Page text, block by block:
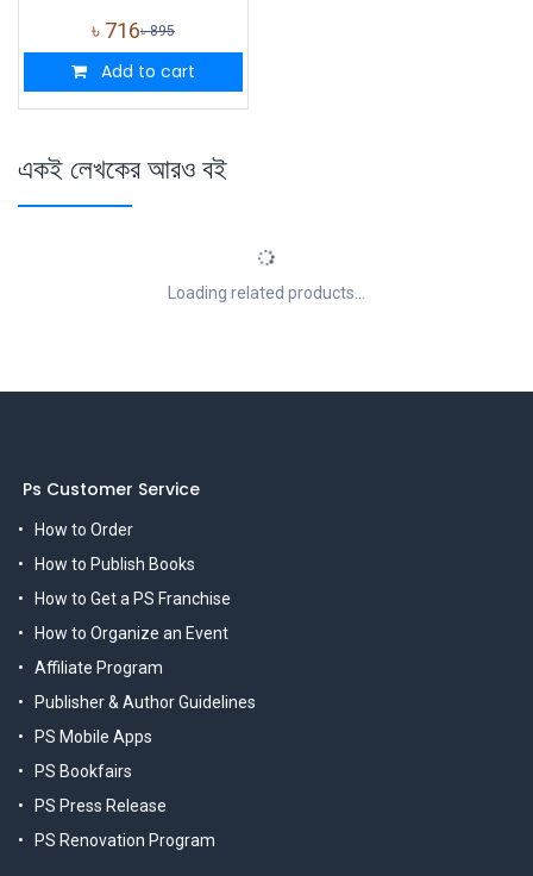
৳ 716৳895
Add to cart
একই লেখকের আরও বই
Loading related products...
Ps Customer Service
How to Order
How to Publish Books
How to Get a PS Franchise
How to Organize an Event
Affiliate Program
Publisher & Author Guidelines
PS Mobile Apps
PS Bookfairs
PS Press Release
PS Renovation Program